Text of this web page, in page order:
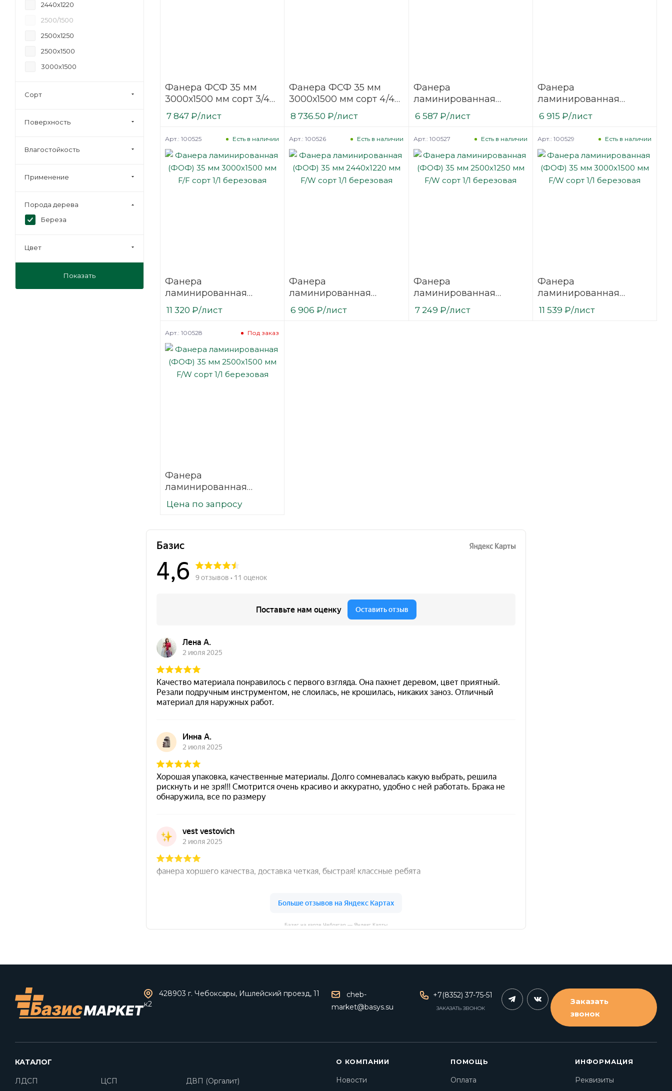
Фанера ФСФ 35 мм
3000х1500 мм сорт 3/4
шлифованная
березовая
7 847 ₽/лист
Фанера ФСФ 35 мм
3000х1500 мм сорт 4/4
нешлифованная
березовая
8 736.50 ₽/лист
Фанера
ламинированная
(ФОФ) 35 мм 2440х1220
мм F/F сорт 1/1
6 587₽/лист
Фанера
ламинированная
(ФОФ) 35 мм 2500х1250
мм F/F сорт 1/1
6 915 ₽/лист
Фанера
ламинированная
(ФОФ) 35 мм 3000х1500
мм F/F сорт 1/1
Есть в наличии
Арт.: 100525
11 320 ₽/лист
Фанера
ламинированная
(ФОФ) 35 мм 2440х1220
мм F/W сорт 1/1
Есть в наличии
Арт.: 100526
6 906 ₽/лист
Фанера
ламинированная
(ФОФ) 35 мм 2500х1250
мм F/W сорт 1/1
Есть в наличии
Арт.: 100527
7 249 ₽/лист
Фанера
ламинированная
(ФОФ) 35 мм 3000х1500
мм F/W сорт 1/1
Есть в наличии
Арт.: 100529
11 539 ₽/лист
Фанера
ламинированная
(ФОФ) 35 мм 2500х1500
мм F/W сорт 1/1
Под заказ
Арт.: 100528
Цена по запросу
2440х1220
2500/1500
2500х1250
2500х1500
3000х1500
Сорт
Поверхность
Влагостойкость
Применение
Порода дерева
Береза
Цвет
Показать
Базис на карте Чебоксар — Яндекс Карты
428903 г. Чебоксары, Ишлейский проезд, 11
к2
cheb-
market@basys.su
+7(8352) 37-75-51
ЗАКАЗАТЬ ЗВОНОК
Заказать
звонок
КАТАЛОГ
ЛДСП ЦСП ДВП (Оргалит)
О КОМПАНИИ
Новости
ПОМОЩЬ
Оплата
ИНФОРМАЦИЯ
Реквизиты